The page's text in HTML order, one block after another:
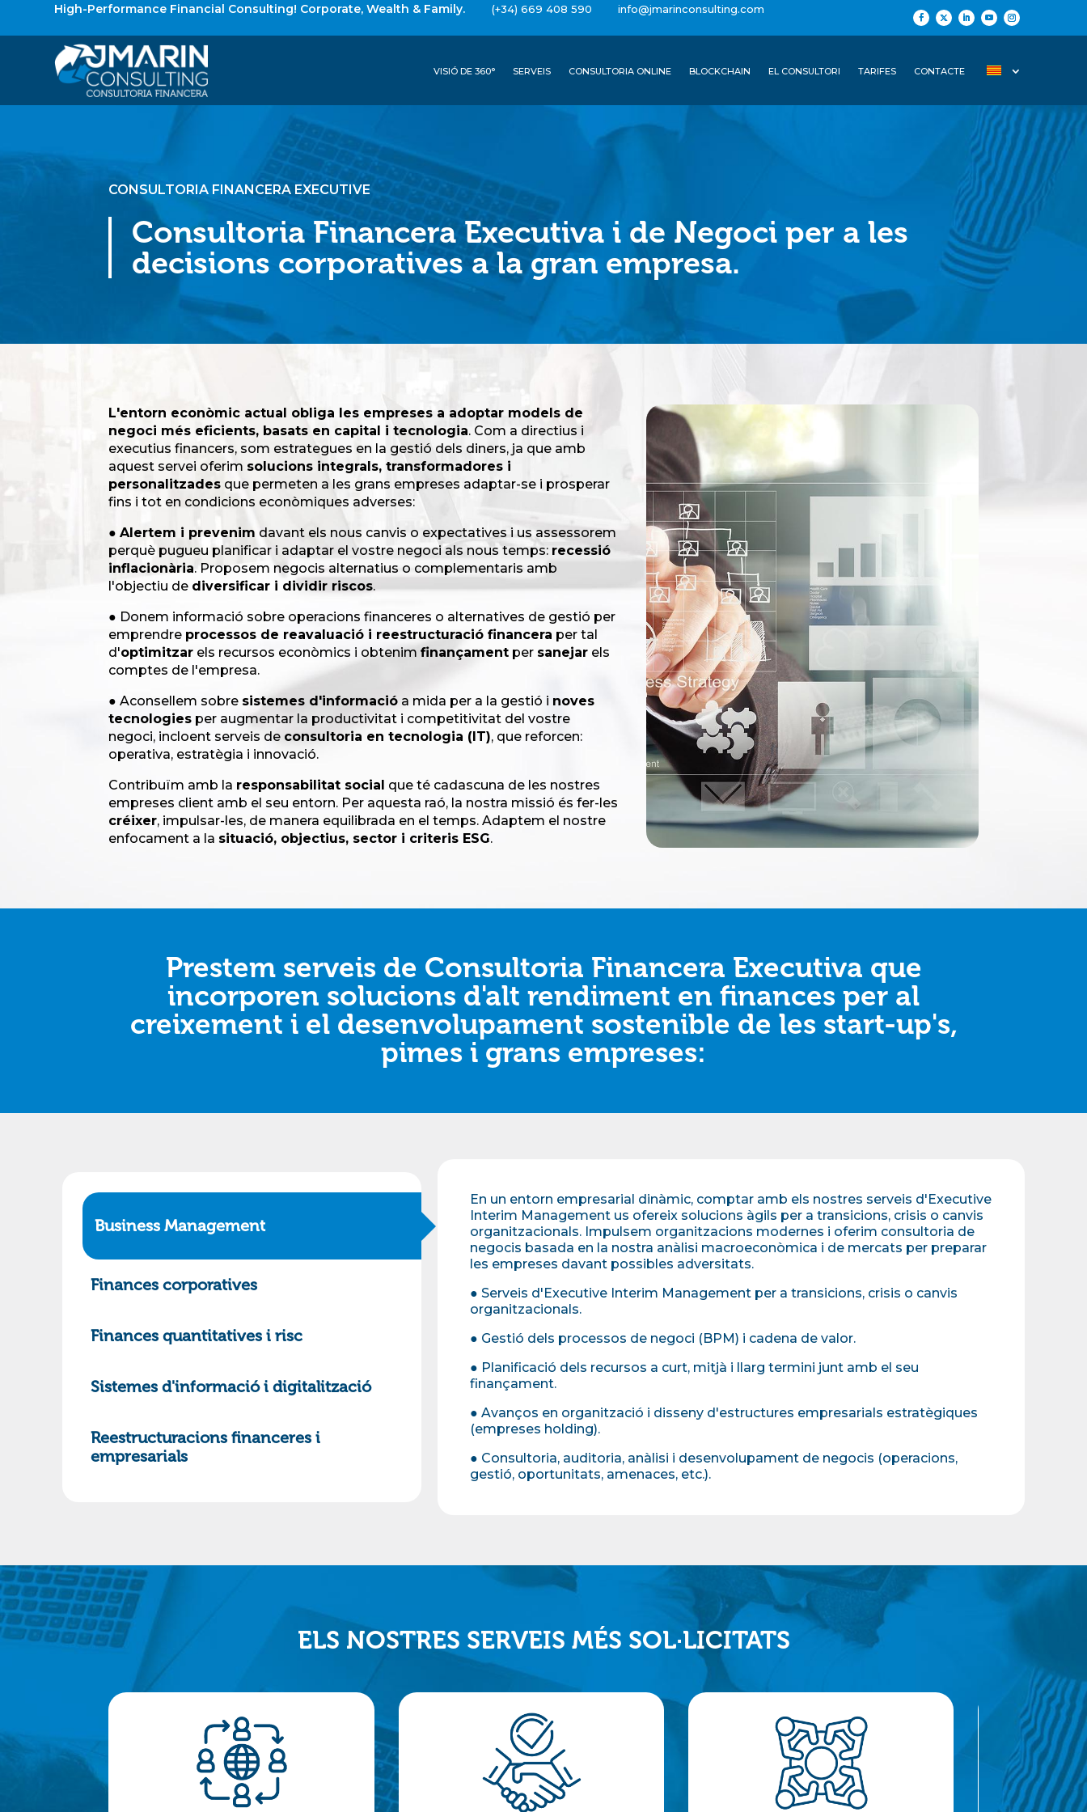
High-Performance Financial Consulting! Corporate, Wealth & Family. (+34) 669 408 590info@jmarinconsulting.com
VISIÓ DE 360° SERVEIS CONSULTORIA ONLINE BLOCKCHAIN EL CONSULTORI TARIFES CONTACTE
CONSULTORIA FINANCERA EXECUTIVE
Consultoria Financera Executiva i de Negoci per a les
decisions corporatives a la gran empresa.
L'entorn econòmic actual obliga les empreses a adoptar models de
negoci més eficients, basats en capital i tecnologia. Com a directius i
executius financers, som estrategues en la gestió dels diners, ja que amb
aquest servei oferim solucions integrals, transformadores i
personalitzades que permeten a les grans empreses adaptar-se i prosperar
fins i tot en condicions econòmiques adverses:
●Alertem i prevenim davant els nous canvis o expectatives i us assessorem
perquè pugueu planificar i adaptar el vostre negoci als nous temps: recessió
inflacionària. Proposem negocis alternatius o complementaris amb
l'objectiu de diversificar i dividir riscos.
● Donem informació sobre operacions financeres o alternatives de gestió per
emprendre processos de reavaluació i reestructuració financera per tal
d'optimitzar els recursos econòmics i obtenimfinançament per sanejar els
comptes de l'empresa.
● Aconsellem sobre sistemes d'informació a mida per a la gestió i noves
tecnologies per augmentar la productivitat i competitivitat del vostre
negoci, incloent serveis de consultoria en tecnologia (IT), que reforcen:
operativa, estratègia i innovació.
Contribuïm amb la responsabilitat social que té cadascuna de les nostres
empreses client amb el seu entorn. Per aquesta raó, la nostra missió és fer-les
créixer, impulsar-les, de manera equilibrada en el temps. Adaptem el nostre
enfocament a la situació, objectius, sector i criteris ESG.
Prestem serveis de Consultoria Financera Executiva que
incorporen solucions d'alt rendiment en finances per al
creixement i el desenvolupament sostenible de les start-up's,
pimes i grans empreses:
Business Management
Finances corporatives
Finances quantitatives i risc
Sistemes d'informació i digitalització
Reestructuracions financeres i
empresarials
En un entorn empresarial dinàmic, comptar amb els nostres serveis d'Executive
Interim Management us ofereix solucions àgils per a transicions, crisis o canvis
organitzacionals. Impulsem organitzacions modernes i oferim consultoria de
negocis basada en la nostra anàlisi macroeconòmica i de mercats per preparar
les empreses davant possibles adversitats.
● Serveis d'Executive Interim Management per a transicions, crisis o canvis
organitzacionals.
● Gestió dels processos de negoci (BPM) i cadena de valor.
● Planificació dels recursos a curt, mitjà i llarg termini junt amb el seu
finançament.
● Avanços en organització i disseny d'estructures empresarials estratègiques
(empreses holding).
● Consultoria, auditoria, anàlisi i desenvolupament de negocis (operacions,
gestió, oportunitats, amenaces, etc.).
ELS NOSTRES SERVEIS MÉS SOL·LICITATS